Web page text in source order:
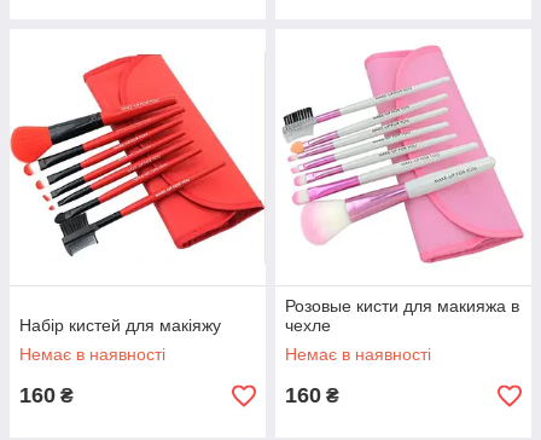
Набір кистей для макіяжу
Немає в наявності
160 ₴
Розовые кисти для макияжа в
чехле
Немає в наявності
160 ₴